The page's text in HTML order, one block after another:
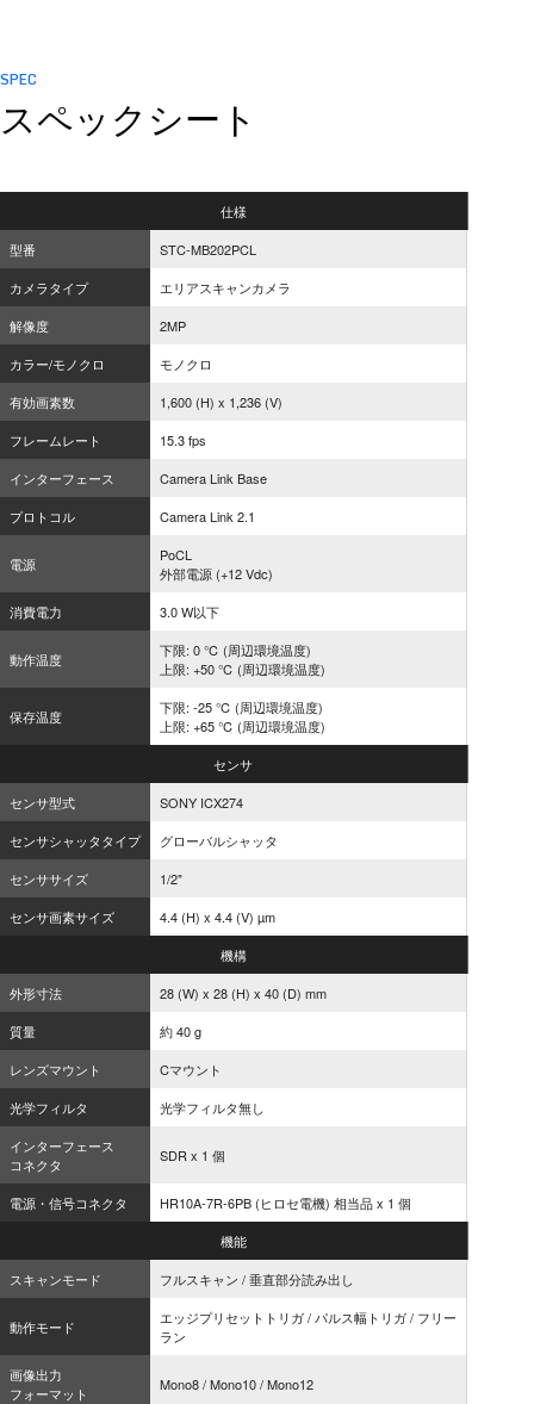
SPEC
スペックシート
仕様
型番
STC-MB202PCL
カメラタイプ
エリアスキャンカメラ
解像度
2MP
カラー/モノクロ
モノクロ
有効画素数
1,600 (H) x 1,236 (V)
フレームレート
15.3 fps
インターフェース
Camera Link Base
プロトコル
Camera Link 2.1
電源
PoCL
外部電源 (+12 Vdc)
消費電力
3.0 W以下
動作温度
下限: 0 ℃ (周辺環境温度)
上限: +50 ℃ (周辺環境温度)
保存温度
下限: -25 ℃ (周辺環境温度)
上限: +65 ℃ (周辺環境温度)
センサ
センサ型式
SONY ICX274
センサシャッタタイプ
グローバルシャッタ
センササイズ
1/2"
センサ画素サイズ
4.4 (H) x 4.4 (V) µm
機構
外形寸法
28 (W) x 28 (H) x 40 (D) mm
質量
約 40 g
レンズマウント
Cマウント
光学フィルタ
光学フィルタ無し
インターフェース
コネクタ
SDR x 1 個
電源・信号コネクタ
HR10A-7R-6PB (ヒロセ電機) 相当品 x 1 個
機能
スキャンモード
フルスキャン / 垂直部分読み出し
動作モード
エッジプリセットトリガ / パルス幅トリガ / フリー
ラン
画像出力
フォーマット
Mono8 / Mono10 / Mono12